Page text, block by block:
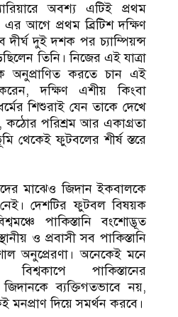
অবশ্য এটিই প্রথম
আগে প্রথম ব্রিটিশ দক্ষিণ
দুই দশক পর চ্যাম্পিয়ন্স
তিনি। নিজের এই যাত্রা
অনুপ্রাণিত করতে চান এই
দক্ষিণ এশীয় কিংবা
শিশুরাই যেন তাকে দেখে
কঠোর পরিশ্রম আর একাগ্রতা
থেকেই ফুটবলের শীর্ষ স্তরে
মাঝেও জিদান ইকবালকে
নেই। দেশটির ফুটবল বিষয়ক
পাকিস্তানি বংশোদ্ভূত
ও প্রবাসী সব পাকিস্তানি
অনুপ্রেরণা। অনেকেই মনে
পাকিস্তানের
ব্যক্তিগতভাবে নয়,
দিয়ে সমর্থন করবে।